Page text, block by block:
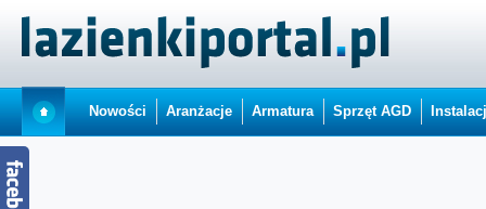
Nowości Aranżacje Armatura Sprzęt AGD